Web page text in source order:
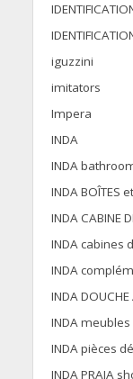
iguzzini
imitators
Impera
INDA
INDA
INDA BOÎTES
INDA CABINE
INDA cabines
INDA
INDA DOUCHE
INDA
INDA pièces
INDA PRAIA